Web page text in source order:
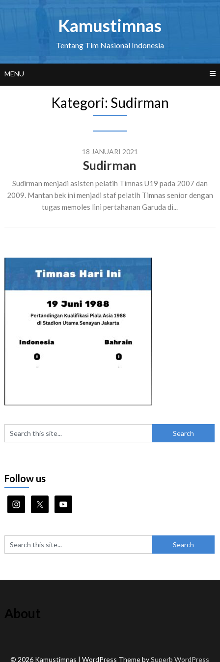
Kamustimnas
Tentang Tim Nasional Indonesia
MENU
Kategori: Sudirman
18 JANUARI 2021
Sudirman
Sudirman menjadi asisten pelatih Timnas U19 pada 2007 dan
2009. Mantan bek ini menjadi staf pelatih Timnas senior dengan
tugas memoles lini pertahanan Garuda di...
Follow us
About
© 2026 Kamustimnas | WordPress Theme bySuperb WordPress